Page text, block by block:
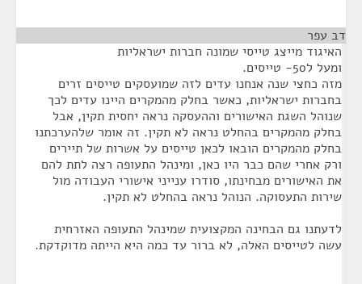
דב עפר
האיגוד מייצג טייסי שמונה חברות ישראליות
ומעל ל50- טייסים.
מזה כחצי שנה אנחנו עדים לזה שמועסקים טייסים זרים
בחברות ישראליות, כאשר בחלק מהמקרים היינו עדים לכך
שנוהל השגת האישורים וההעסקה נראה יחסית תקין, אבל
בחלק מהמקרים בהחלט נראה לא תקין. זה אומר שלהערכתנו
בחלק מהמקרים הובאו לכאן טייסים על אשרות של תיירים
ורק אחרי שהם כבר היו כאן, ומינהל התעופה רצה לתת להם
את האישורים מבחינתו, סודרו ענייני אישורי העבודה מול
שירות התעסוקה. הנוהל נראה בהחלט לא תקין.
לדעתנו גם הבחינה המקצועית שמינהל התעופה האזרחית
עשה לטייסים האלה, לא ברור עד כמה היא הייתה מדוקדקת.